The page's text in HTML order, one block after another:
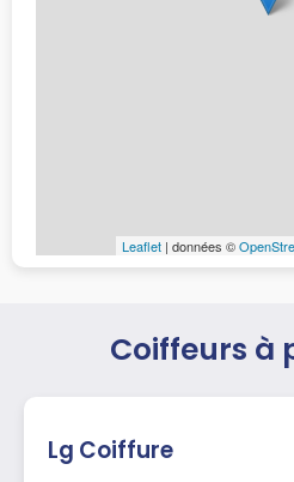
Leaflet | données ©
Coiffeurs à
Lg Coiffure